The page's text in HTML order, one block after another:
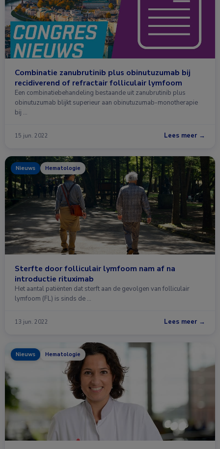
Combinatie zanubrutinib plus obinutuzumab bij
recidiverend of refractair folliculair lymfoom
Een combinatiebehandeling bestaande uit zanubrutinib plus
obinutuzumab blijkt superieur aan obinutuzumab-monotherapie
bij …
15 jun. 2022 Lees meer →
Nieuws Hematologie
Sterfte door folliculair lymfoom nam af na
introductie rituximab
Het aantal patiënten dat sterft aan de gevolgen van folliculair
lymfoom (FL) is sinds de …
13 jun. 2022 Lees meer →
Nieuws Hematologie